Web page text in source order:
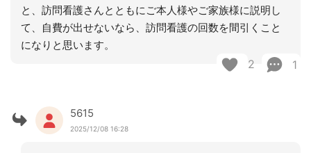
と、訪問看護さんとともにご本人様やご家族様に説明し
て、自費が出せないなら、訪問看護の回数を間引くこと
になりと思います。
2 1
5615
2025/12/08 16:28